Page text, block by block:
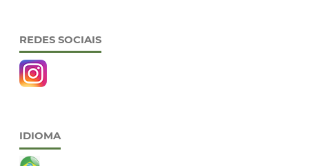
REDES SOCIAIS
IDIOMA